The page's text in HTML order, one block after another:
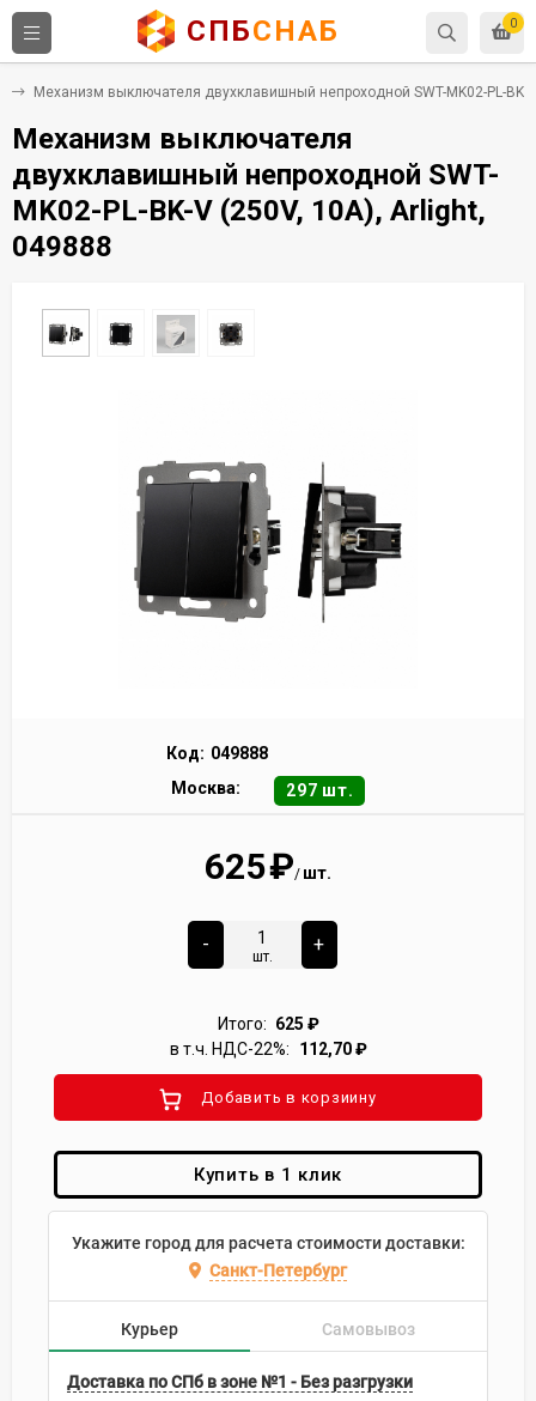
0
СПБСНАБ
Механизм выключателя двухклавишный непроходной SWT-MK02-PL-BK-
Механизм выключателя
двухклавишный непроходной SWT-
MK02-PL-BK-V (250V, 10A), Arlight,
049888
Код: 049888
Москва:
297 шт.
625₽/ шт.
-
шт.
+
Итого: 625 ₽
в т.ч. НДС-22%:
112,70₽
Добавить в корзиину
Купить в 1 клик
Укажите город для расчета стоимости доставки:
Санкт-Петербург
Курьер Самовывоз
Доставка по СПб в зоне №1 - Без разгрузки